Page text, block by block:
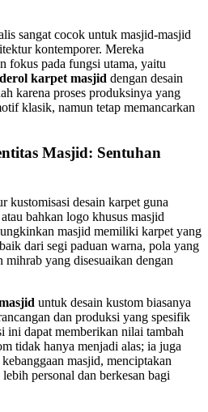
sangat cocok untuk masjid-masjid
kontemporer. Mereka
fokus pada fungsi utama, yaitu
karpet masjid dengan desain
karena proses produksinya yang
klasik, namun tetap memancarkan
Masjid: Sentuhan
kustomisasi desain karpet guna
bahkan logo khusus masjid
masjid memiliki karpet yang
dari segi paduan warna, pola yang
mihrab yang disesuaikan dengan
untuk desain kustom biasanya
dan produksi yang spesifik
ini dapat memberikan nilai tambah
tidak hanya menjadi alas; ia juga
masjid, menciptakan
personal dan berkesan bagi